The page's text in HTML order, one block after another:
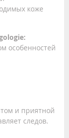
коже
особенностей
и приятной
следов.